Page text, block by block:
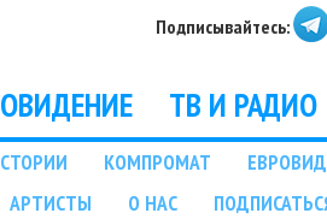
Подписывайтесь:
ТВ И РАДИО
КОМПРОМАТ
АРТИСТЫ О НАС